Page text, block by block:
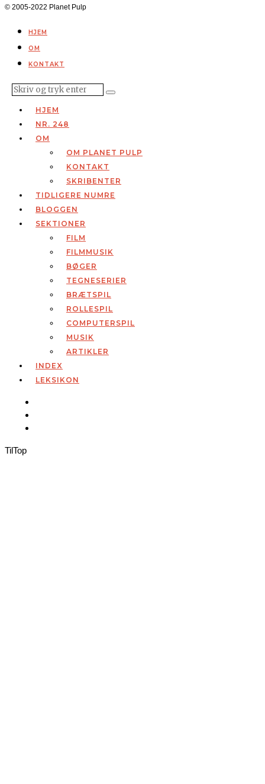
© 2005-2022 Planet Pulp
HJEM
OM
KONTAKT
HJEM
NR. 248
OM
OM PLANET PULP
KONTAKT
SKRIBENTER
TIDLIGERE NUMRE
BLOGGEN
SEKTIONER
FILM
FILMMUSIK
BØGER
TEGNESERIER
BRÆTSPIL
ROLLESPIL
COMPUTERSPIL
MUSIK
ARTIKLER
INDEX
LEKSIKON
TilTop